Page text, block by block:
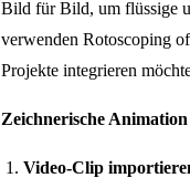
Bild für Bild, um flüssige
verwenden Rotoscoping
Projekte integrieren
Zeichnerische
Video-Clip